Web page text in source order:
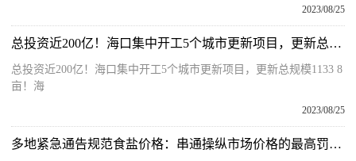
2023/08/25
总投资近200亿！海口集中开工5个城市更新项目，更新总规模1133.8亩！
总投资近200亿！海口集中开工5个城市更新项目，更新总规模1133 8
亩！海
2023/08/25
多地紧急通告规范食盐价格：串通操纵市场价格的最高罚500万元